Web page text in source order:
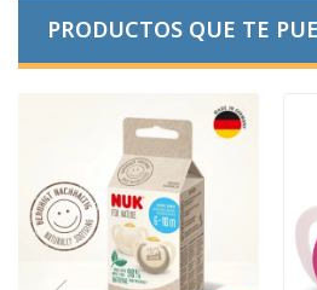
PRODUCTOS QUE TE